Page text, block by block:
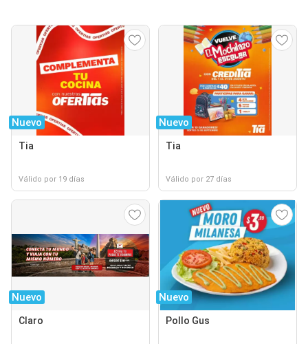
Nuevo
Tia
Válido por 19 días
Nuevo
Tia
Válido por 27 días
Nuevo
Claro
Nuevo
Pollo Gus